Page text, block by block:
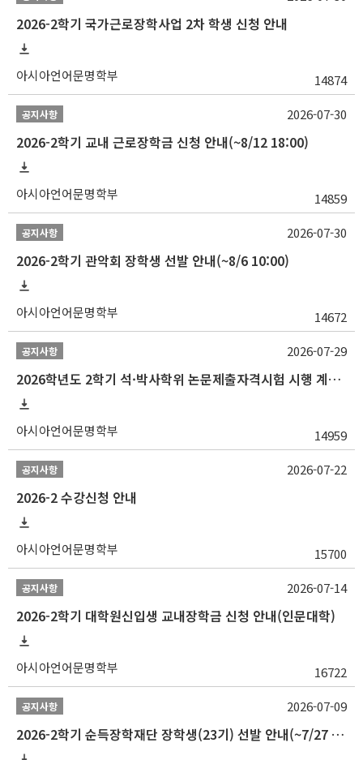
2026-2학기 국가근로장학사업 2차 학생 신청 안내
아시아언어문명학부 14874
공지사항
2026-2학기 교내 근로장학금 신청 안내(~8/12 18:00)
아시아언어문명학부 14859
2026-07-30
공지사항
2026-2학기 관악회 장학생 선발 안내(~8/6 10:00)
아시아언어문명학부 14672
2026-07-30
공지사항
2026학년도 2학기 석·박사학위 논문제출자격시험 시행 계획 공고
아시아언어문명학부 14959
2026-07-29
공지사항
2026-2 수강신청 안내
아시아언어문명학부 15700
2026-07-22
공지사항
2026-2학기 대학원신입생 교내장학금 신청 안내(인문대학)
아시아언어문명학부 16722
2026-07-14
공지사항
2026-2학기 순득장학재단 장학생(23기) 선발 안내(~7/27 10:00)
2026-07-09